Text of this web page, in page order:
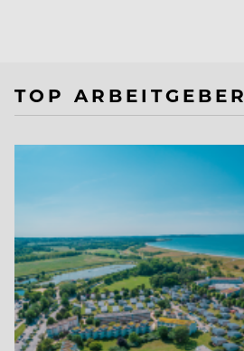
TOP ARBEITGEBER